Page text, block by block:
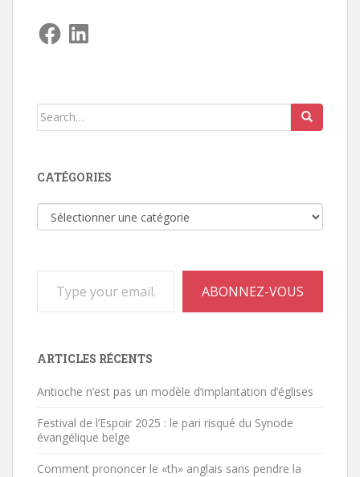
Facebook
LinkedIn
Search
CATÉGORIES
Catégories
ABONNEZ-VOUS
ARTICLES RÉCENTS
Antioche n’est pas un modèle d’implantation d’églises
Festival de l’Espoir 2025 : le pari risqué du Synode
évangélique belge
Comment prononcer le «th» anglais sans pendre la